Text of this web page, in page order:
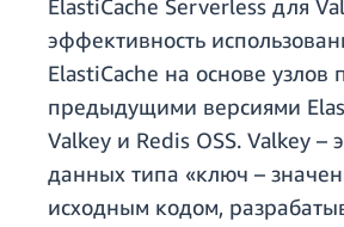
ElastiCache Serverless для
эффективность
ElastiCache на основе узлов
предыдущими версиями
Valkey и Redis OSS. Valkey –
данных типа «ключ –
исходным кодом,